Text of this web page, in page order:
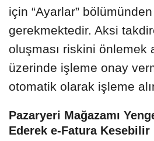
için “Ayarlar”
gerekmektedir. Aksi
oluşması riskini önlemek
üzerinde işleme onay
otomatik olarak işleme
Pazaryeri Mağazamı
Ederek e-Fatura